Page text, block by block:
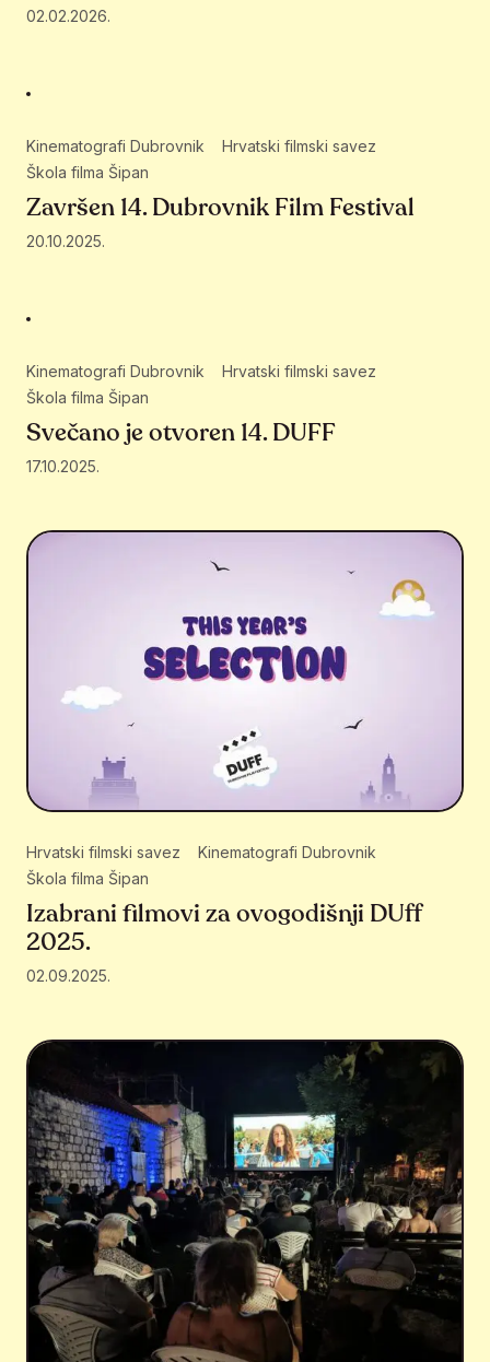
02.02.2026.
Kinematografi Dubrovnik
Hrvatski filmski savez
Škola filma Šipan
Završen 14. Dubrovnik Film Festival
20.10.2025.
Kinematografi Dubrovnik
Hrvatski filmski savez
Škola filma Šipan
Svečano je otvoren 14. DUFF
17.10.2025.
Hrvatski filmski savez
Kinematografi Dubrovnik
Škola filma Šipan
Izabrani filmovi za ovogodišnji DUff
2025.
02.09.2025.